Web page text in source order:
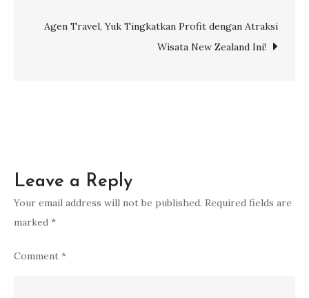
Peluang
Agen Travel, Yuk Tingkatkan Profit dengan Atraksi
Wisata New Zealand Ini!
Leave a Reply
Your email address will not be published. Required fields are
marked *
Comment *